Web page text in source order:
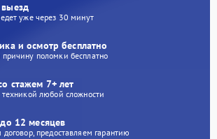
уже через 30 минут
и осмотр бесплатно
поломки бесплатно
стажем 7+ лет
техникой любой сложности
12 месяцев
договор, предоставляем гарантию